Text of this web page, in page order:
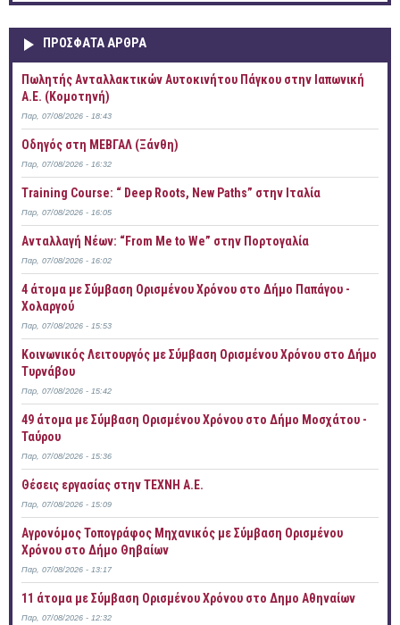
ΠΡOΣΦΑΤΑ AΡΘΡΑ
Πωλητής Ανταλλακτικών Αυτοκινήτου Πάγκου στην Ιαπωνική
Α.Ε. (Κομοτηνή)
Παρ, 07/08/2026 - 18:43
Οδηγός στη ΜΕΒΓΑΛ (Ξάνθη)
Παρ, 07/08/2026 - 16:32
Training Course: “ Deep Roots, New Paths” στην Ιταλία
Παρ, 07/08/2026 - 16:05
Ανταλλαγή Νέων: “From Me to We” στην Πορτογαλία
Παρ, 07/08/2026 - 16:02
4 άτομα με Σύμβαση Ορισμένου Χρόνου στο Δήμο Παπάγου -
Χολαργού
Παρ, 07/08/2026 - 15:53
Κοινωνικός Λειτουργός με Σύμβαση Ορισμένου Χρόνου στο Δήμο
Τυρνάβου
Παρ, 07/08/2026 - 15:42
49 άτομα με Σύμβαση Ορισμένου Χρόνου στο Δήμο Μοσχάτου -
Ταύρου
Παρ, 07/08/2026 - 15:36
Θέσεις εργασίας στην ΤΕΧΝΗ Α.Ε.
Παρ, 07/08/2026 - 15:09
Αγρονόμος Τοπογράφος Μηχανικός με Σύμβαση Ορισμένου
Χρόνου στο Δήμο Θηβαίων
Παρ, 07/08/2026 - 13:17
11 άτομα με Σύμβαση Ορισμένου Χρόνου στο Δημο Αθηναίων
Παρ, 07/08/2026 - 12:32